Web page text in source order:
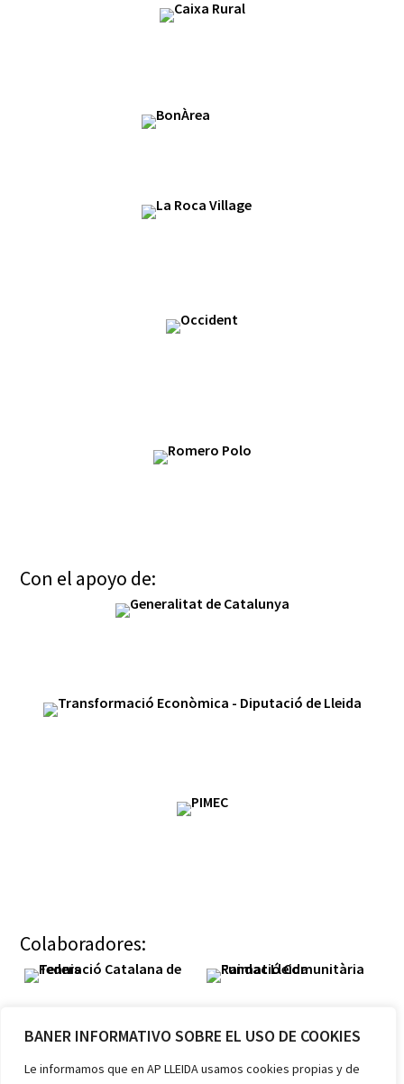
BANER INFORMATIVO SOBRE EL USO DE COOKIES
Le informamos que en AP LLEIDA usamos cookies propias y de
Colaboradores:
Con el apoyo de: